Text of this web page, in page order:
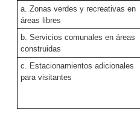
a. Zonas verdes y recreativas en
áreas libres
b. Servicios comunales en áreas
construidas
c. Estacionamientos adicionales
para visitantes